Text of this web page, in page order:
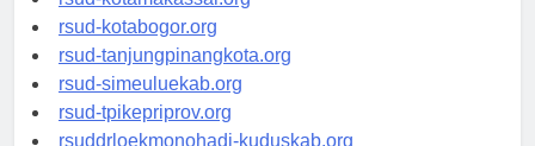
rsud-kotamakassar.org
rsud-kotabogor.org
rsud-tanjungpinangkota.org
rsud-simeuluekab.org
rsud-tpikepriprov.org